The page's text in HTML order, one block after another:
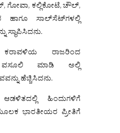
ಗೋವಾ, ಕಲ್ಲಿಕೋಟೆ, ಚೌಲ್,
ಹಾಗೂ ಸಾಲ್‌ಸೆಟ್‌ಗಳಲ್ಲಿ
ಸ್ಥಾಪಿಸಿದನು.
ರಾಜರಿಂದ
ವಸೂಲಿ ಮಾಡಿ ಅಲ್ಲಿ
ಹೆಚ್ಚಿಸಿದನು.
ಹಿಂದುಗಳಿಗೆ
ಭಾರತೀಯರ ಪ್ರೀತಿಗೆ